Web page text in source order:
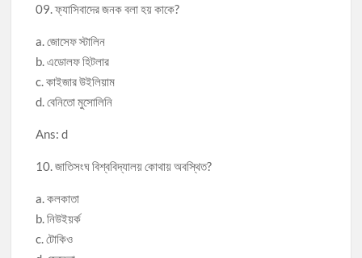
09. ফ্যাসিবাদের জনক বলা হয় কাকে?
a. জোসেফ স্টালিন
b. এডোলফ হিটলার
c. কাইজার উইলিয়াম
d. বেনিতো মুসোলিনি
Ans: d
10. জাতিসংঘ বিশ্ববিদ্যালয় কোথায় অবস্থিত?
a. কলকাতা
b. নিউইয়র্ক
c. টোকিও